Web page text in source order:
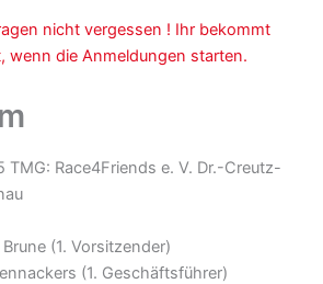
nicht vergessen ! Ihr bekommt
wenn die Anmeldungen starten.
TMG: Race4Friends e. V. Dr.-Creutz-
(1. Vorsitzender)
(1. Geschäftsführer)